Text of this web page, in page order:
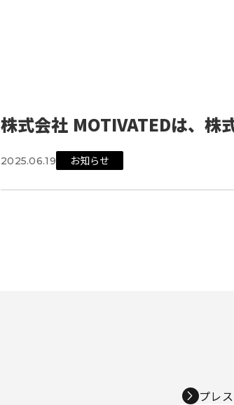
株式会社 MOTIVATEDは、株
2025.06.19 お知らせ
プレ